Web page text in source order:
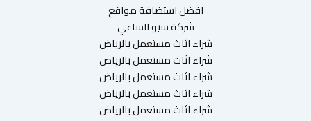
افضل استضافة مواقع
شركة سيو الساعي
شراء اثاث مستعمل بالرياض
شراء اثاث مستعمل بالرياض
شراء اثاث مستعمل بالرياض
شراء اثاث مستعمل بالرياض
شراء اثاث مستعمل بالرياض